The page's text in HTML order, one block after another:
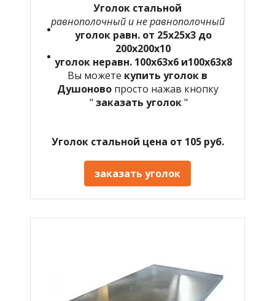
Уголок стальной
равнополочный и не равнополочный
уголок равн. от 25х25х3 до
200х200х10
уголок неравн. 100х63х6 и100х63х8
Вы можете купить уголок в
Душоново просто нажав кнопку
" заказать уголок"
Уголок стальной цена от 105 руб.
заказать уголок